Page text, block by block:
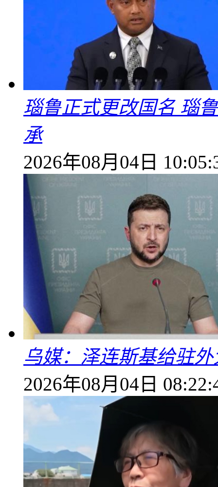
瑙鲁正式更改国名 瑙
承
2026年08月04日
乌媒：泽连斯基给驻
2026年08月04日